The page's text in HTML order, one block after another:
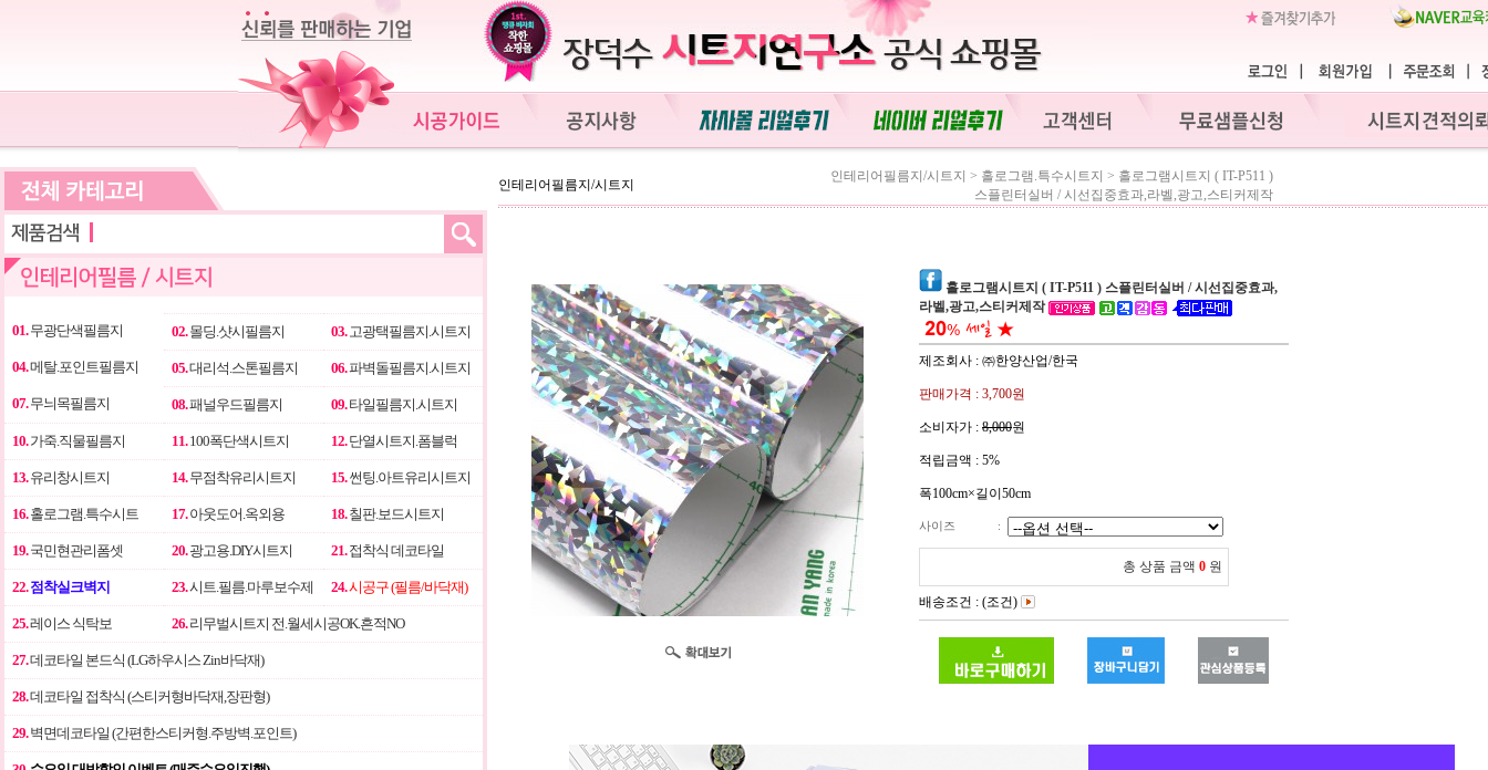
01.무광단색필름지 02.몰딩.샷시필름지 03.고광택필름지.시트지
04.메탈.포인트필름지 05.대리석.스톤필름지 06.파벽돌필름지.시트지
07.무늬목필름지 08.패널우드필름지 09.타일필름지.시트지
10.가죽.직물필름지 11.100폭단색시트지 12.단열시트지.폼블럭
13.유리창시트지 14.무점착유리시트지 15.썬팅.아트유리시트지
16.홀로그램.특수시트 17.아웃도어.옥외용 18.칠판.보드시트지
19.국민현관리폼셋 20.광고용.DIY시트지 21.접착식 데코타일
22. 점착실크벽지 23.시트.필름.마루보수제 24.시공구 (필름/바닥재)
25.레이스 식탁보 26.리무벌시트지 전.월세시공OK.흔적NO
27.데코타일 본드식 (LG하우시스 Zin바닥재)
28.데코타일 접착식 (스티커형바닥재,장판형)
29.벽면데코타일 (간편한스티커형.주방벽.포인트)
인테리어필름지/시트지
인테리어필름지/시트지 > 홀로그램.특수시트지 > 홀로그램시트지 ( IT-P511 )
스플린터실버 / 시선집중효과,라벨,광고,스티커제작
홀로그램시트지 ( IT-P511 ) 스플린터실버 / 시선집중효과,
라벨,광고,스티커제작
제조회사 : ㈜한양산업/한국
판매가격 : 3,700원
소비자가 : 8,000원
적립금액 : 5%
폭100cm×길이50cm
사이즈 :
총 상품 금액 0 원
배송조건 : (조건)